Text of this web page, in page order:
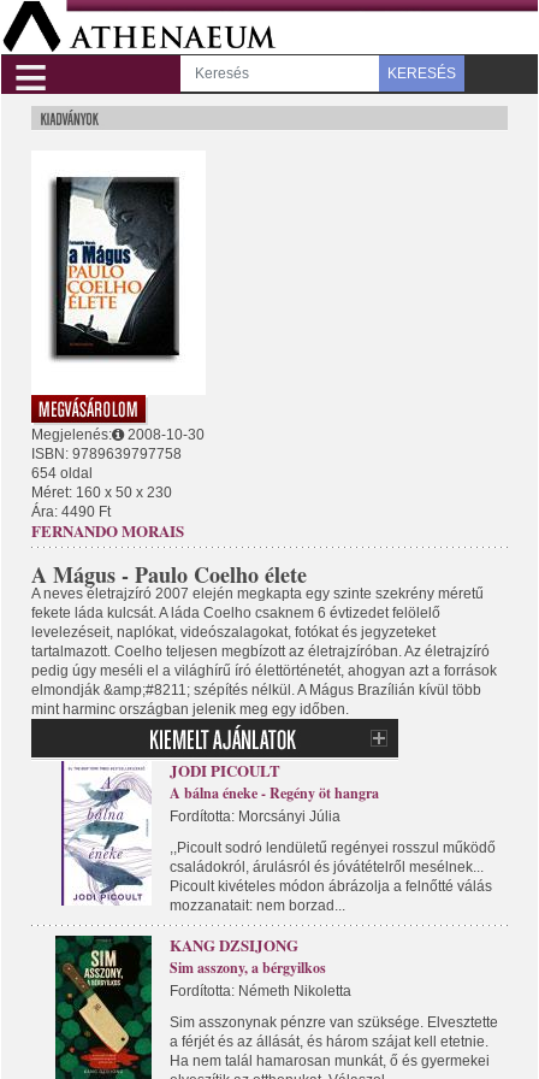
≡ KERESÉS
Megjelenés:
2008-10-30
ISBN: 9789639797758
654 oldal
Méret: 160 x 50 x 230
Ára: 4490 Ft
FERNANDO MORAIS
A Mágus - Paulo Coelho élete
A neves életrajzíró 2007 elején megkapta egy szinte szekrény méretű
fekete láda kulcsát. A láda Coelho csaknem 6 évtizedet felölelő
levelezéseit, naplókat, videószalagokat, fotókat és jegyzeteket
tartalmazott. Coelho teljesen megbízott az életrajzíróban. Az életrajzíró
pedig úgy meséli el a világhírű író élettörténetét, ahogyan azt a források
elmondják &amp;#8211; szépítés nélkül. A Mágus Brazílián kívül több
mint harminc országban jelenik meg egy időben.
JODI PICOULT
A bálna éneke - Regény öt hangra
Fordította: Morcsányi Júlia
,,Picoult sodró lendületű regényei rosszul működő
családokról, árulásról és jóvátételről mesélnek...
Picoult kivételes módon ábrázolja a felnőtté válás
mozzanatait: nem borzad...
KANG DZSIJONG
Sim asszony, a bérgyilkos
Fordította: Németh Nikoletta
Sim asszonynak pénzre van szüksége. Elvesztette
a férjét és az állását, és három szájat kell etetnie.
Ha nem talál hamarosan munkát, ő és gyermekei